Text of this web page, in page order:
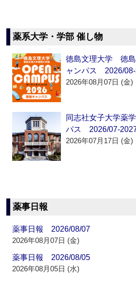
薬系大学・学部 催し物
徳島文理大学 徳
ャンパス 2026/
2026年08月07日 (金)
同志社女子大学薬
パス 2026/07-
2026年07月17日 (金)
薬事日報
薬事日報 2026/08/07
2026年08月07日 (金)
薬事日報 2026/08/05
2026年08月05日 (水)